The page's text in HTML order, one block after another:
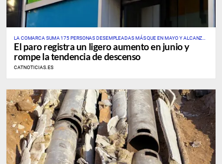
LA COMARCA SUMA 175 PERSONAS DESEMPLEADAS MÁS QUE EN MAYO Y ALCANZA
UNA TASA PROVISIONAL DEL 7,69%
El paro registra un ligero aumento en junio y
rompe la tendencia de descenso
CATNOTICIAS.ES